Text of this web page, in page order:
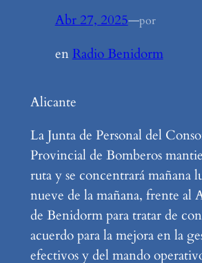
Abr 27, 2025—por
en Radio Benidorm
Alicante
La Junta de Personal del
Provincial de Bomberos
ruta y se concentrará mañana
nueve de la mañana, frente al
de Benidorm para tratar de
acuerdo para la mejora en la
efectivos y del mando